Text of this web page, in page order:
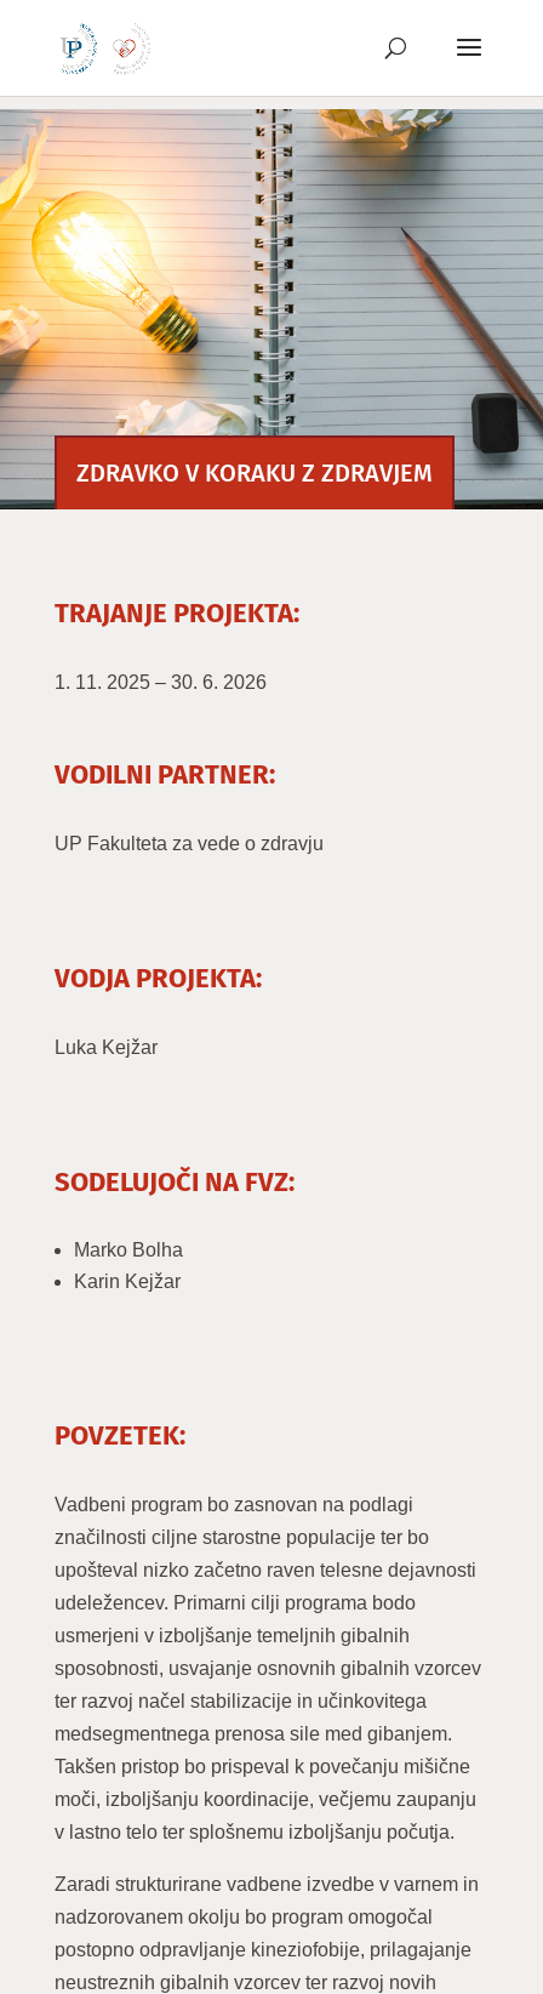
vsebino
ZDRAVKO V KORAKU Z ZDRAVJEM
TRAJANJE PROJEKTA:
1. 11. 2025 – 30. 6. 2026
VODILNI PARTNER:
UP Fakulteta za vede o zdravju
VODJA PROJEKTA:
Luka Kejžar
SODELUJOČI NA FVZ:
Marko Bolha
Karin Kejžar
POVZETEK:
Vadbeni program bo zasnovan na podlagi
značilnosti ciljne starostne populacije ter bo
upošteval nizko začetno raven telesne dejavnosti
udeležencev. Primarni cilji programa bodo
usmerjeni v izboljšanje temeljnih gibalnih
sposobnosti, usvajanje osnovnih gibalnih vzorcev
ter razvoj načel stabilizacije in učinkovitega
medsegmentnega prenosa sile med gibanjem.
Takšen pristop bo prispeval k povečanju mišične
moči, izboljšanju koordinacije, večjemu zaupanju
v lastno telo ter splošnemu izboljšanju počutja.
Zaradi strukturirane vadbene izvedbe v varnem in
nadzorovanem okolju bo program omogočal
postopno odpravljanje kineziofobije, prilagajanje
neustreznih gibalnih vzorcev ter razvoj novih